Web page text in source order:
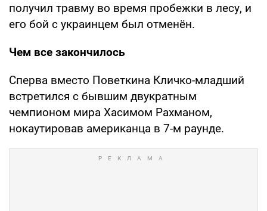
получил травму во время пробежки в лесу, и
его бой с украинцем был отменён.
Чем все закончилось
Сперва вместо Поветкина Кличко-младший
встретился с бывшим двукратным
чемпионом мира Хасимом Рахманом,
нокаутировав американца в 7-м раунде.